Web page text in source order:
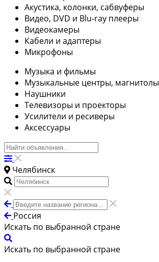
Акустика, колонки, сабвуферы
Видео, DVD и Blu-ray плееры
Видеокамеры
Кабели и адаптеры
Микрофоны
Музыка и фильмы
Музыкальные центры, магнитолы
Наушники
Телевизоры и проекторы
Усилители и ресиверы
Аксессуары
Челябинск
Россия
Искать по выбранной стране
Искать по выбранной стране